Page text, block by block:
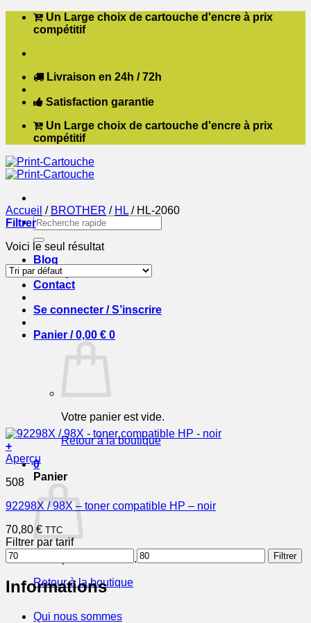
Passer Un Large choix de cartouche d'encre à prix
compétitif
Livraison en 24h / 72h
Satisfaction garantie
Un Large choix de cartouche d'encre à prix
compétitif
Recherche
pour :
Blog
Boutique
Contact
Se connecter / S’inscrire
Panier /0,00 € 0
Votre panier est vide.
Retour à la boutique
0
Panier
Votre panier est vide.
Retour à la boutique
Accueil / BROTHER / HL /HL-2060
Filtrer
Voici le seul résultat
+
Aperçu
508
92298X / 98X – toner compatible HP – noir
70,80 € TTC
Filtrer par tarif
Prix
min
Prix
max
Filtrer
Informations
Qui nous sommes